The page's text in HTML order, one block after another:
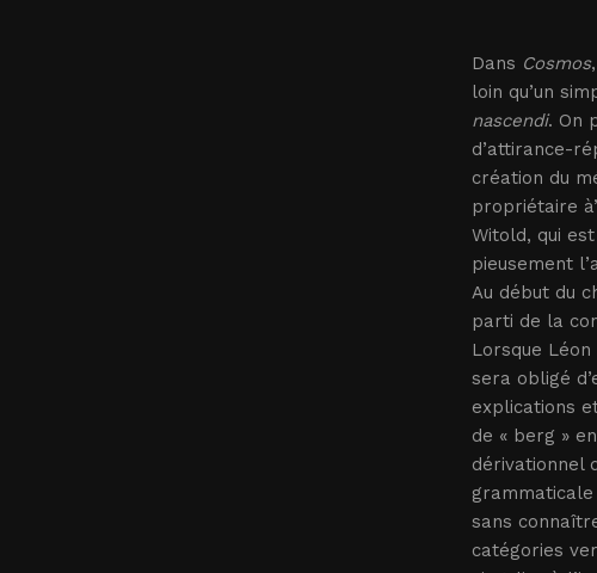
Dans Cosmos
loin qu’un
nascendi. On
d’attirance-
création du
propriétaire
Witold, qui
pieusement
Au début du
parti de la
Lorsque
sera obligé
explications
de « berg »
dérivationnel
sans
catégories